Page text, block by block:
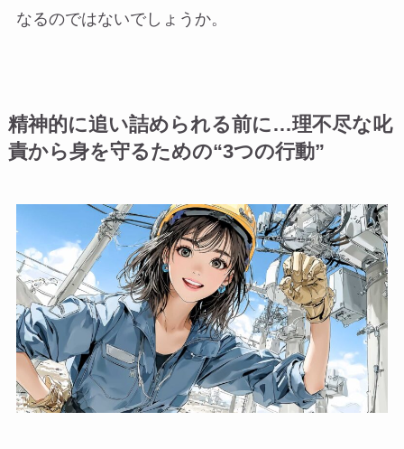
なるのではないでしょうか。
精神的に追い詰められる前に…理不尽な叱
責から身を守るための“3つの行動”